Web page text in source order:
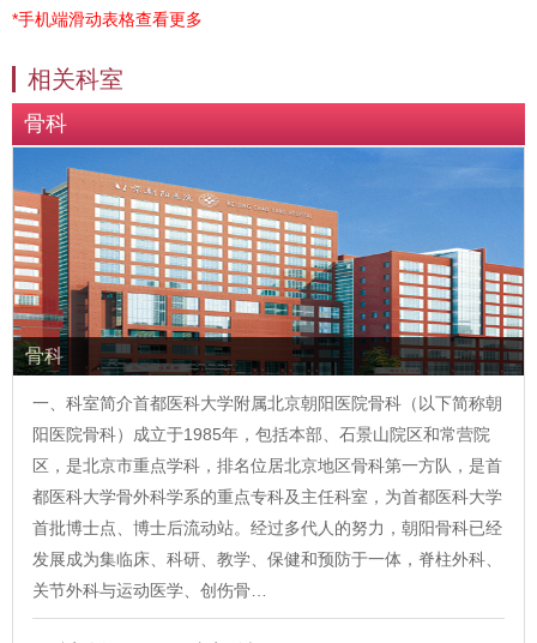
*手机端滑动表格查看更多
相关科室
骨科
骨科
一、科室简介首都医科大学附属北京朝阳医院骨科（以下简称朝
阳医院骨科）成立于1985年，包括本部、石景山院区和常营院
区，是北京市重点学科，排名位居北京地区骨科第一方队，是首
都医科大学骨外科学系的重点专科及主任科室，为首都医科大学
首批博士点、博士后流动站。经过多代人的努力，朝阳骨科已经
发展成为集临床、科研、教学、保健和预防于一体，脊柱外科、
关节外科与运动医学、创伤骨…